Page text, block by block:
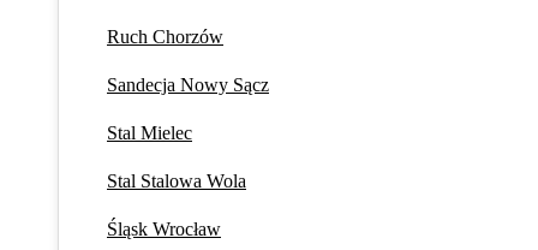
Ruch Chorzów
Sandecja Nowy Sącz
Stal Mielec
Stal Stalowa Wola
Śląsk Wrocław